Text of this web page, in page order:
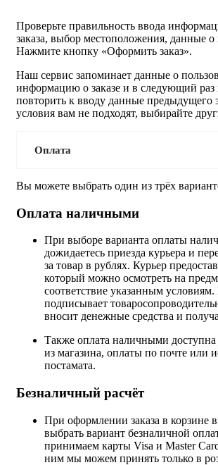
Проверьте правильность ввода
заказа, выбор местоположения, данные о
Нажмите кнопку «Оформить заказ».
Наш сервис запоминает данные о
информацию о заказе и в следующий
повторить к вводу данные предыдущего
условия вам не подходят, выбирайте
Оплата
Вы можете выбрать один из трёх
Оплата наличными
При выборе варианта оплаты
дожидаетесь приезда курьера и
за товар в рублях. Курьер
который можно осмотреть на
соответствие указанным
подписывает
вносит денежные средства и
Также оплата наличными
из магазина, оплаты по почте или
постамата.
Безналичный расчёт
При оформлении заказа в корзине
выбрать вариант безналичной
принимаем карты Visa и Master
ним мы можем принять только в